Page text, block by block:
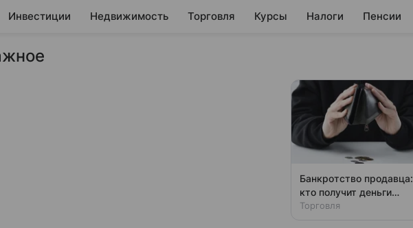
Инвестиции Недвижимость Торговля Курсы Налоги Пенсии
звонков пожилым людям старше 60 лет
Банкротство продавца:
кто получит деньги
первым
Торговля